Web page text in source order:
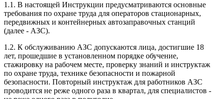
1.1. В настоящей Инструкции предусматриваются основные
требования по охране труда для операторов стационарных,
передвижных и контейнерных автозаправочных станций
(далее - АЗС).
1.2. К обслуживанию АЗС допускаются лица, достигшие 18
лет, прошедшие в установленном порядке обучение,
стажировку на рабочем месте, проверку знаний и инструктаж
по охране труда, технике безопасности и пожарной
безопасности. Повторный инструктаж для работников АЗС
проводится не реже одного раза в квартал, для специалистов -